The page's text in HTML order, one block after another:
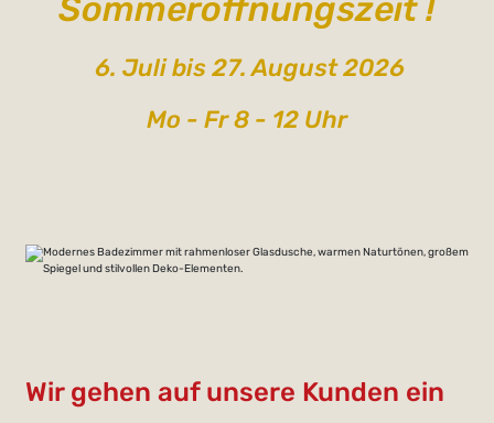
Sommeröffnungszeit !
6. Juli bis 27. August 2026
Mo - Fr 8 - 12 Uhr
Wir gehen auf unsere Kunden ein